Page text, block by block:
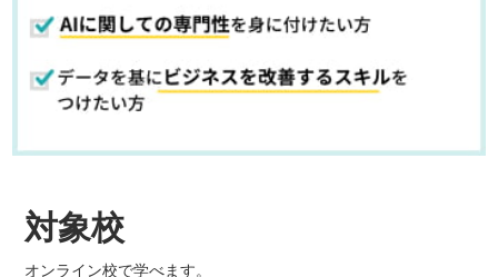
対象校
オンライン校で学べます。